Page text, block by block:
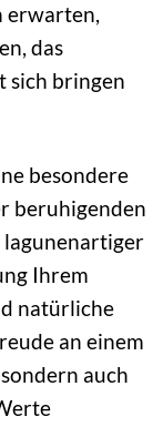
erwarten,
das
sich bringen
besondere
beruhigenden
lagunenartiger
Ihrem
natürliche
an einem
auch